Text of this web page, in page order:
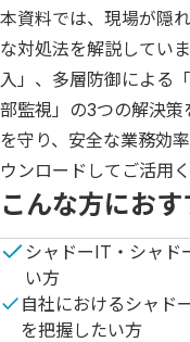
本資料では、現場が隠
な対処法を解説してい
入」、多層防御による
部監視」の3つの解決策
を守り、安全な業務効
ウンロードしてご活用く
こんな方におす
シャドーIT・シャド
い方
自社におけるシャド
を把握したい方